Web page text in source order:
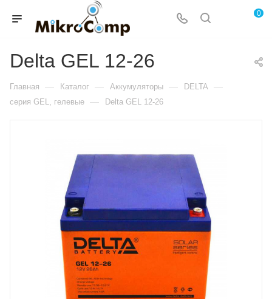
0
Delta GEL 12-26
Главная — Каталог — Аккумуляторы — DELTA —
серия GEL, гелевые — Delta GEL 12-26